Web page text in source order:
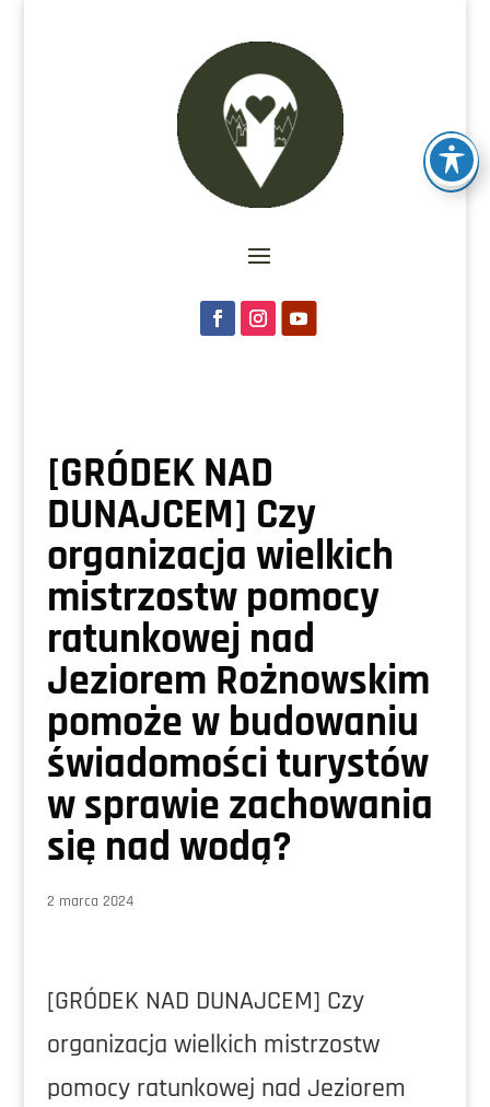
[GRÓDEK NAD
DUNAJCEM] Czy
organizacja wielkich
mistrzostw pomocy
ratunkowej nad
Jeziorem Rożnowskim
pomoże w budowaniu
świadomości turystów
w sprawie zachowania
się nad wodą?
2 marca 2024
[GRÓDEK NAD DUNAJCEM] Czy
organizacja wielkich mistrzostw
pomocy ratunkowej nad Jeziorem